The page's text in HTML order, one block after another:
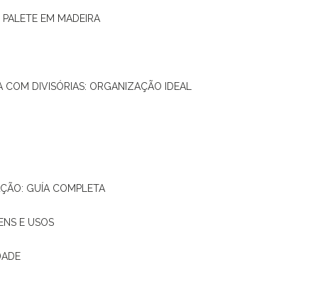
PALETE EM MADEIRA
COM DIVISÓRIAS: ORGANIZAÇÃO IDEAL
GUÍA COMPLETA
E USOS